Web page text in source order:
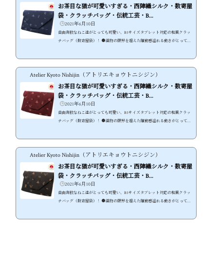
お茶目な猫が可愛いすぎる・西陣織シルク・数寄屋
袋・クラッチバッグ・伝統工芸・B...
2021年6月10日
自由奔放なねこ達がとっても可愛い、B5サイズタブレット対応の和風クラッ
チバッグ（数寄屋袋）！ ●織物の限界を超えた躍動感溢れる動きがとっても
和風なクラッチバッグ ●小物入れとしてバッグインバッグとしても使える軽
量薄型仕上げ ●全て日本国内で仕上げた伝統の技術を感じる商品 西陣織の
高い技術が生き生きとしたねこの動きを再現！ 高級織物の代名詞とも言える
「西陣織」ですが、その高い技術を惜しみなく使ったねこ柄生地を使いま
し...
Atelier Kyoto Nishijin（アトリエキョウトニシジン）
お茶目な猫が可愛いすぎる・西陣織シルク・数寄屋
袋・クラッチバッグ・伝統工芸・B...
2021年6月10日
自由奔放なねこ達がとっても可愛い、B5サイズタブレット対応の和風クラッ
チバッグ（数寄屋袋）！ ●織物の限界を超えた躍動感溢れる動きがとっても
和風なクラッチバッグ ●小物入れとしてバッグインバッグとしても使える軽
量薄型仕上げ ●全て日本国内で仕上げた伝統の技術を感じる商品 西陣織の
高い技術が生き生きとしたねこの動きを再現！ 高級織物の代名詞とも言える
「西陣織」ですが、その高い技術を惜しみなく使ったねこ柄生地を使いま
し...
Atelier Kyoto Nishijin（アトリエキョウトニシジン）
お茶目な猫が可愛いすぎる・西陣織シルク・数寄屋
袋・クラッチバッグ・伝統工芸・B...
2021年6月10日
自由奔放なねこ達がとっても可愛い、B5サイズタブレット対応の和風クラッ
チバッグ（数寄屋袋）！ ●織物の限界を超えた躍動感溢れる動きがとっても
和風なクラッチバッグ ●小物入れとしてバッグインバッグとしても使える軽